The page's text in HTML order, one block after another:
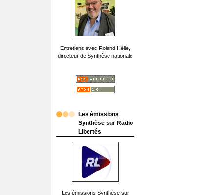
Entretiens avec Roland Hélie,
directeur de Synthèse nationale
Les émissions
Synthèse sur Radio
Libertés
Les émissions Synthèse sur